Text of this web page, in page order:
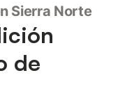
Sierra Norte
de